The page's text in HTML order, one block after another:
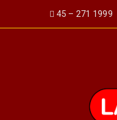
45 – 271 1999